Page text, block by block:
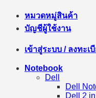
หมวดหมู่สินค้า
บัญชีผู้ใช้งาน
เข้าสู่ระบบ / ลงทะเ
Notebook
Dell
Dell
Dell 2